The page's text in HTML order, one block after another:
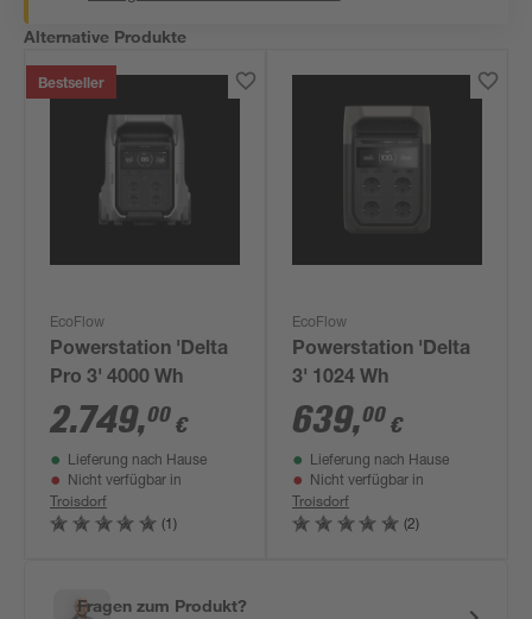
Alternative Produkte
Bestseller
EcoFlow
Powerstation 'Delta
Pro 3' 4000 Wh
2.749,00 €
Lieferung nach Hause
Nicht verfügbar in
Troisdorf
(1)
EcoFlow
Powerstation 'Delta
3' 1024 Wh
639,00 €
Lieferung nach Hause
Nicht verfügbar in
Troisdorf
(2)
Fragen zum Produkt?